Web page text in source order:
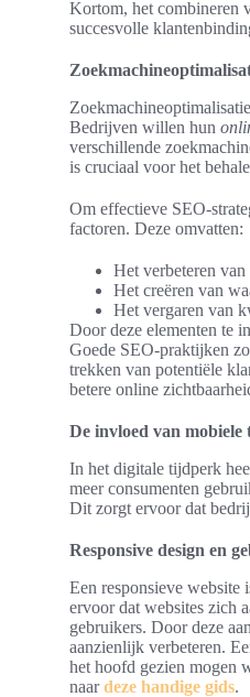
Kortom, het combineren
succesvolle
Bedrijven willen hun
verschillende
is cruciaal voor het
Om effectieve SEO-
factoren. Deze omvatten:
Het verbeteren
Het creëren van
Het vergaren van
Door deze elementen te
Goede SEO-praktijken
trekken van potentiële
betere online
De invloed van mobiele
In het digitale tijdperk
meer consumenten
Dit zorgt ervoor dat
Responsive design en
Een responsieve website
ervoor dat websites zich
gebruikers. Door deze
aanzienlijk verbeteren.
het hoofd gezien mogen
naardeze handige gids.